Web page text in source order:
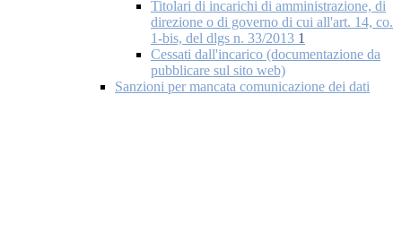
Titolari di incarichi di amministrazione, di
direzione o di governo di cui all'art. 14, co.
1-bis, del dlgs n. 33/2013 1
Cessati dall'incarico (documentazione da
pubblicare sul sito web)
Sanzioni per mancata comunicazione dei dati